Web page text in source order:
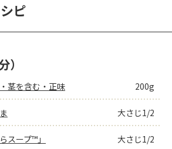
ピ
）
茎を含む・正味 200g
大さじ1/2
スープ™」 大さじ1/2